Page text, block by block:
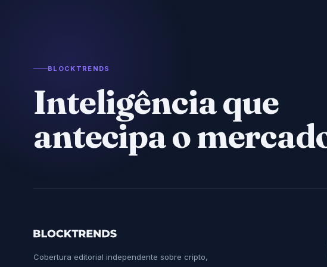
BLOCKTRENDS
Inteligência que
antecipa o
Cobertura editorial independente sobre cripto,